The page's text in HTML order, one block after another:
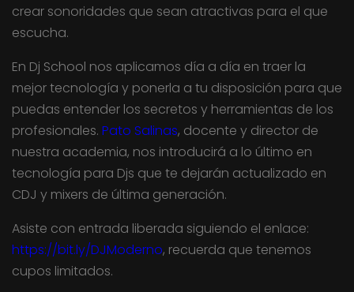
crear sonoridades que sean atractivas para el que
escucha.
En Dj School nos aplicamos día a día en traer la
mejor tecnología y ponerla a tu disposición para que
puedas entender los secretos y herramientas de los
profesionales. Pato Salinas, docente y director de
nuestra academia, nos introducirá a lo último en
tecnología para Djs que te dejarán actualizado en
CDJ y mixers de última generación.
Asiste con entrada liberada siguiendo el enlace:
https://bit.ly/DJModerno, recuerda que tenemos
cupos limitados.